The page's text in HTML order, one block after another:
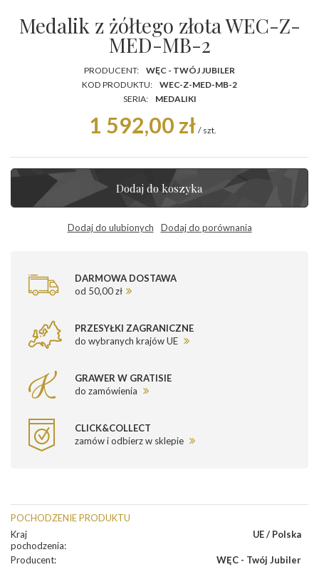
Medalik z żółtego złota WEC-Z-
MED-MB-2
PRODUCENT:
WĘC - TWÓJ JUBILER
KOD PRODUKTU:
WEC-Z-MED-MB-2
SERIA:
MEDALIKI
1 592,00 zł / szt.
Dodaj do koszyka
Dodaj do ulubionych Dodaj do porównania
DARMOWA DOSTAWA
od 50,00 zł
PRZESYŁKI ZAGRANICZNE
do wybranych krajów UE
GRAWER W GRATISIE
do zamówienia
CLICK&COLLECT
zamów i odbierz w sklepie
POCHODZENIE PRODUKTU
Kraj
pochodzenia:
UE / Polska
Producent: WĘC - Twój Jubiler